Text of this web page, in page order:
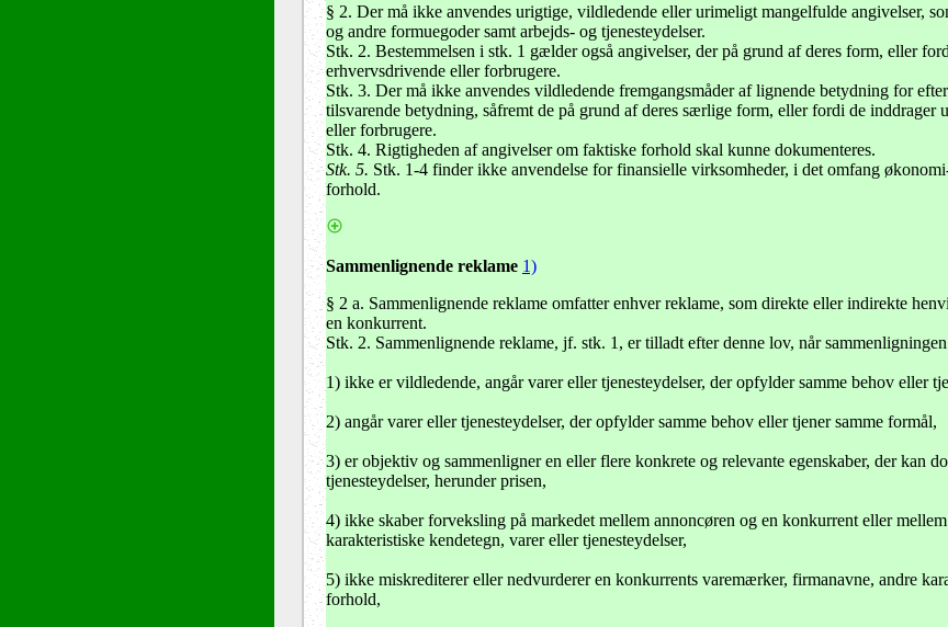
§ 2. Der må ikke anvendes urigtige, vildledende eller urimeligt mangelfulde angivelser,
og andre formuegoder samt arbejds- og tjenesteydelser.
Stk. 2. Bestemmelsen i stk. 1 gælder også angivelser, der på grund af deres form, eller
erhvervsdrivende eller forbrugere.
Stk. 3. Der må ikke anvendes vildledende fremgangsmåder af lignende betydning for
tilsvarende betydning, såfremt de på grund af deres særlige form, eller fordi de
eller forbrugere.
Stk. 4. Rigtigheden af angivelser om faktiske forhold skal kunne dokumenteres.
Stk. 5. Stk. 1-4 finder ikke anvendelse for finansielle virksomheder, i det omfang
forhold.
Sammenlignende reklame 1)
§ 2 a. Sammenlignende reklame omfatter enhver reklame, som direkte eller indirekte
en konkurrent.
Stk. 2. Sammenlignende reklame, jf. stk. 1, er tilladt efter denne lov, når sammenligningen
1) ikke er vildledende, angår varer eller tjenesteydelser, der opfylder samme behov eller
2) angår varer eller tjenesteydelser, der opfylder samme behov eller tjener samme formål,
3) er objektiv og sammenligner en eller flere konkrete og relevante egenskaber, der kan
tjenesteydelser, herunder prisen,
4) ikke skaber forveksling på markedet mellem annoncøren og en konkurrent eller
karakteristiske kendetegn, varer eller tjenesteydelser,
5) ikke miskrediterer eller nedvurderer en konkurrents varemærker, firmanavne, andre
forhold,